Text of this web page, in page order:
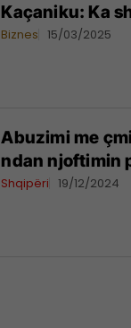
Kaçaniku: Ka
Biznes 15/03/2025
Abuzimi me
ndan njoftimin
Shqipëri 19/12/2024